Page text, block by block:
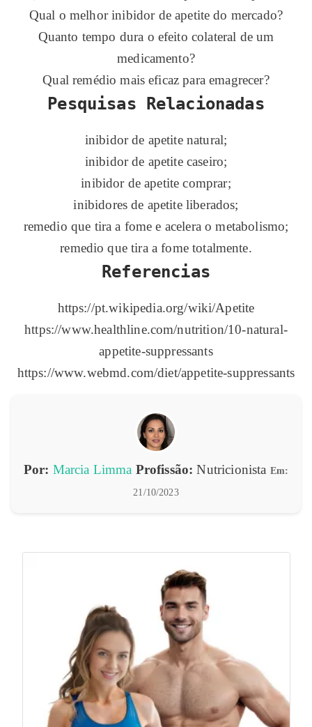
Qual o melhor inibidor de apetite do mercado?
Quanto tempo dura o efeito colateral de um
medicamento?
Qual remédio mais eficaz para emagrecer?
Pesquisas Relacionadas
inibidor de apetite natural;
inibidor de apetite caseiro;
inibidor de apetite comprar;
inibidores de apetite liberados;
remedio que tira a fome e acelera o metabolismo;
remedio que tira a fome totalmente.
Referencias
https://pt.wikipedia.org/wiki/Apetite
https://www.healthline.com/nutrition/10-natural-
appetite-suppressants
https://www.webmd.com/diet/appetite-suppressants
Por: Marcia Limma Profissão: Nutricionista Em:
21/10/2023